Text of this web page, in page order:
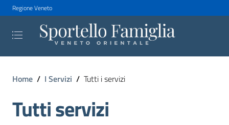
Regione Veneto
Home / I Servizi / Tutti i servizi
Tutti servizi